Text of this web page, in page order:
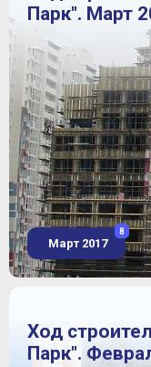
Парк". Март
Март 2017
8
Ход
Парк".